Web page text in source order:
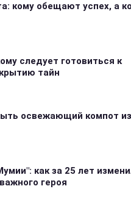
кому обещают успех, а
следует готовиться к
тайн
освежающий компот
как за 25 лет
героя